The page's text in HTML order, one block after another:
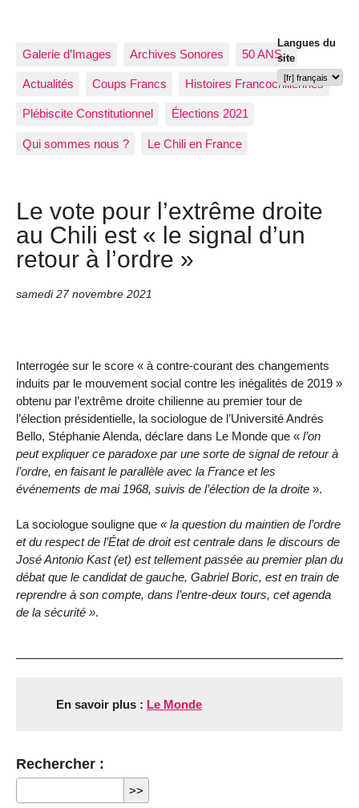
Langues du
site
Galerie d’Images Archives Sonores 50 ANS...
Actualités Coups Francs Histoires Francochiliennes
Plébiscite Constitutionnel Élections 2021
Qui sommes nous ? Le Chili en France
Le vote pour l’extrême droite
au Chili est « le signal d’un
retour à l’ordre »
samedi 27 novembre 2021
Interrogée sur le score « à contre-courant des changements
induits par le mouvement social contre les inégalités de 2019 »
obtenu par l’extrême droite chilienne au premier tour de
l’élection présidentielle, la sociologue de l’Université Andrés
Bello, Stéphanie Alenda, déclare dans Le Monde que « l’on
peut expliquer ce paradoxe par une sorte de signal de retour à
l’ordre, en faisant le parallèle avec la France et les
événements de mai 1968, suivis de l’élection de la droite ».
La sociologue souligne que « la question du maintien de l’ordre
et du respect de l’État de droit est centrale dans le discours de
José Antonio Kast (et) est tellement passée au premier plan du
débat que le candidat de gauche, Gabriel Boric, est en train de
reprendre à son compte, dans l’entre-deux tours, cet agenda
de la sécurité ».
En savoir plus : Le Monde
Rechercher :